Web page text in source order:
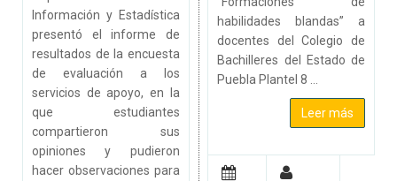
Información y Estadística
presentó el informe de
resultados de la encuesta
de evaluación a los
servicios de apoyo, en la
que estudiantes
compartieron sus
opiniones y pudieron
hacer observaciones para
habilidades blandas” a
docentes del Colegio de
Bachilleres del Estado de
Puebla Plantel 8 ...
Leer más